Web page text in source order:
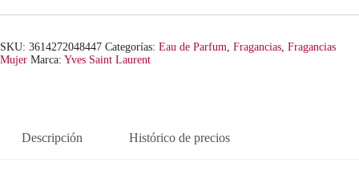
SKU: 3614272048447 Categorías: Eau de Parfum Fragancias Fragancias
Mujer Marca: Yves Saint Laurent
Descripción Histórico de precios